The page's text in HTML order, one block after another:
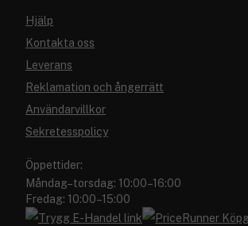
Hjälp
Kontakta oss
Leverans
Reklamation och ångerrätt
Användarvillkor
Sekretesspolicy
Öppettider:
Måndag–torsdag: 10:00–16:00
Fredag: 10:00–15:00